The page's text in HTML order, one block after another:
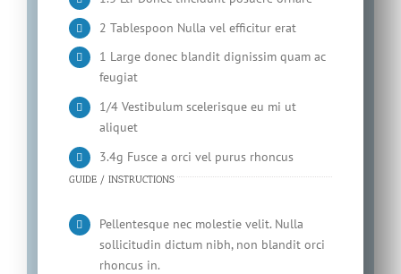
2 Tablespoon Nulla vel efficitur erat
1 Large donec blandit dignissim quam ac
feugiat
1/4 Vestibulum scelerisque eu mi ut
aliquet
3.4g Fusce a orci vel purus rhoncus
GUIDE / INSTRUCTIONS
Pellentesque nec molestie velit. Nulla
sollicitudin dictum nibh, non blandit orci
rhoncus in.